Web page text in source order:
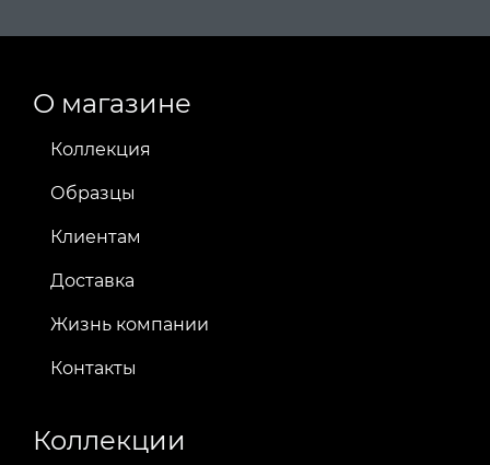
О магазине
Коллекция
Образцы
Клиентам
Доставка
Жизнь компании
Контакты
Коллекции